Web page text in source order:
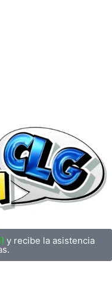
y recibe la asistencia